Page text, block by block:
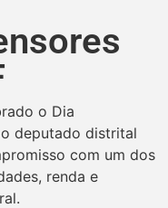
o Dia
deputado distrital
com um dos
renda e